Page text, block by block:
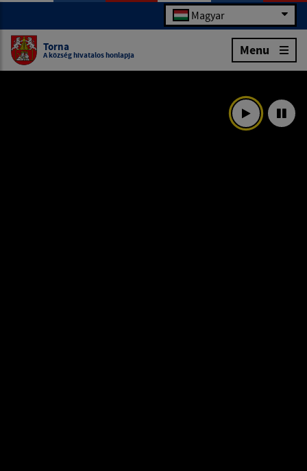
Magyar
Torna
A község hivatalos honlapja Menu